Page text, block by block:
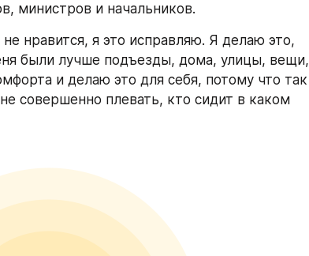
министров и начальников.
нравится, я это исправляю. Я делаю это,
были лучше подъезды, дома, улицы, вещи,
и делаю это для себя, потому что так
совершенно плевать, кто сидит в каком